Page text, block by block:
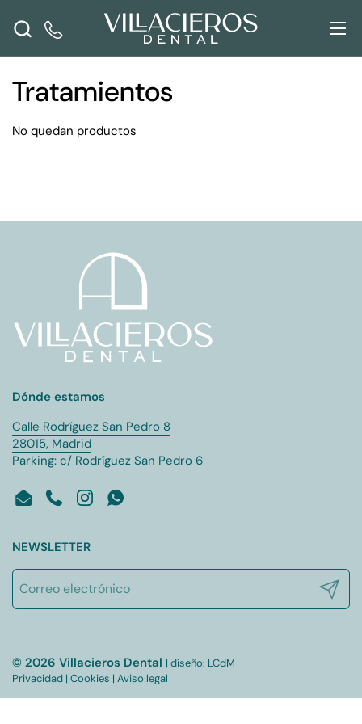
Tratamientos
No quedan productos
Dónde estamos
Calle Rodríguez San Pedro 8
28015, Madrid
Parking: c/ Rodríguez San Pedro 6
EmailPhoneInstagramWhatsApp
NEWSLETTER
© 2026 Villacieros Dental | diseño: LCdM
Privacidad | Cookies | Aviso legal